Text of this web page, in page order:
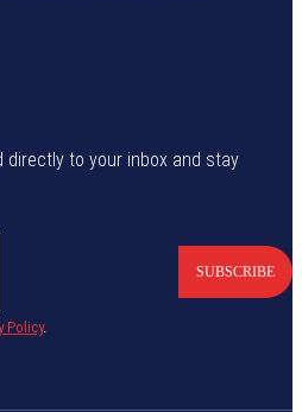
directly to your inbox and stay
SUBSCRIBE
Policy.